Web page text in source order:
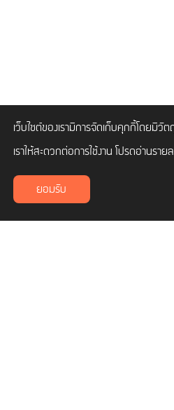
เว็บไซต์ของเรามีการจัดเก็บคุกกี้โดยมีวั
เราให้สะดวกต่อการใช้งาน โปรดอ่านราย
ยอมรับ